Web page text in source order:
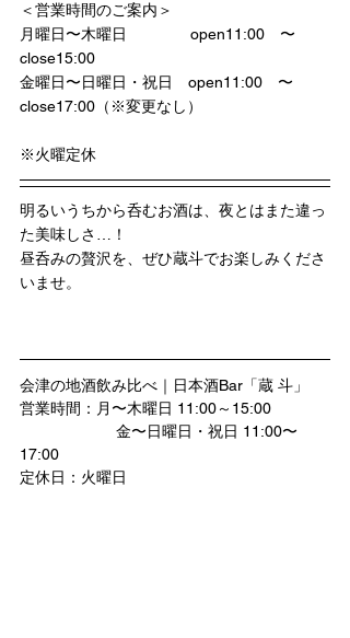
＜営業時間のご案内＞
月曜日〜木曜日　           open11:00　〜
close15:00
金曜日〜日曜日・祝日　open11:00　〜
close17:00（※変更なし）
※火曜定休
明るいうちから呑むお酒は、夜とはまた違っ
た美味しさ…！
昼呑みの贅沢を、ぜひ蔵斗でお楽しみくださ
いませ。
会津の地酒飲み比べ｜日本酒Bar「蔵 斗」
営業時間：月〜木曜日 11:00～15:00
17:00
定休日：火曜日